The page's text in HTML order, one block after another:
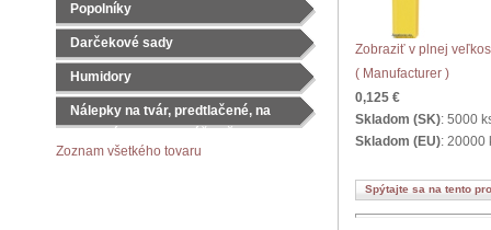
Popolníky
Darčekové sady
Čajové sady
Humidory
Nálepky na tvár, predtlačené, na
Zoznam všetkého tovaru
Zobraziť v plnej
( Manufacturer )
0,125 €
Skladom (SK): 5000
Skladom (EU): 20000
Spýtajte sa na tento